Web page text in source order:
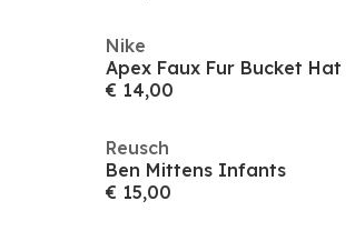
Nike
Apex Faux Fur Bucket Hat
€ 14,00
Reusch
Ben Mittens Infants
€ 15,00